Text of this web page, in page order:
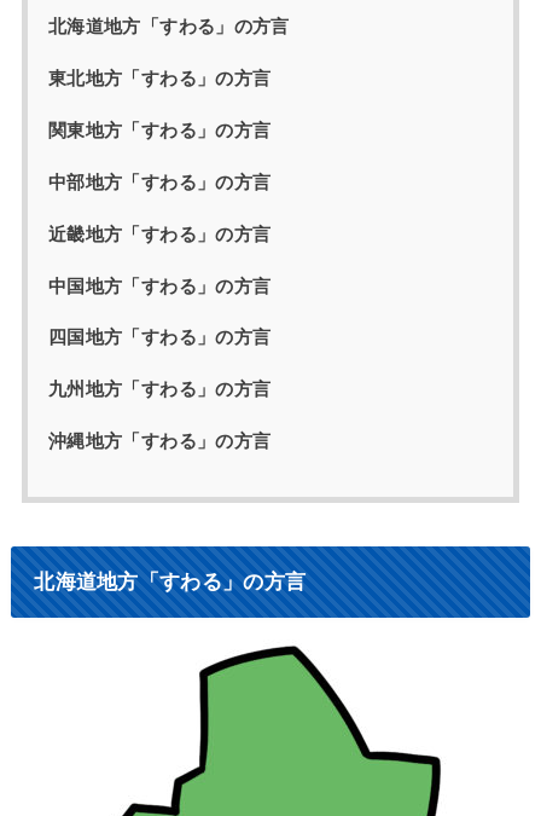
北海道地方「すわる」の方言
東北地方「すわる」の方言
関東地方「すわる」の方言
中部地方「すわる」の方言
近畿地方「すわる」の方言
中国地方「すわる」の方言
四国地方「すわる」の方言
九州地方「すわる」の方言
沖縄地方「すわる」の方言
北海道地方「すわる」の方言